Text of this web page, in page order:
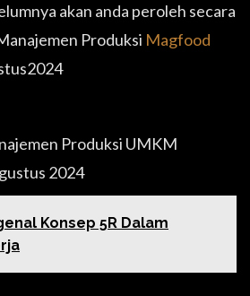
akan anda peroleh secara
Produksi Magfood
Produksi UMKM
2024
Konsep 5R Dalam